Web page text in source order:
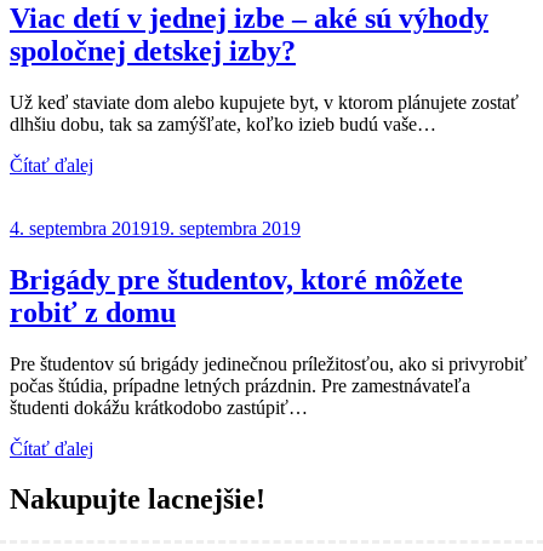
Viac detí v jednej izbe – aké sú výhody
spoločnej detskej izby?
Už keď staviate dom alebo kupujete byt, v ktorom plánujete zostať
dlhšiu dobu, tak sa zamýšľate, koľko izieb budú vaše…
Čítať ďalej
4. septembra 201919. septembra 2019
Brigády pre študentov, ktoré môžete
robiť z domu
Pre študentov sú brigády jedinečnou príležitosťou, ako si privyrobiť
počas štúdia, prípadne letných prázdnin. Pre zamestnávateľa
študenti dokážu krátkodobo zastúpiť…
Čítať ďalej
Nakupujte lacnejšie!